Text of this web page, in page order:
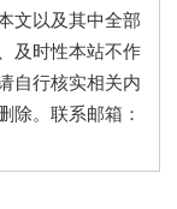
文以及其中全部
及时性本站不作
自行核实相关内
除。联系邮箱：